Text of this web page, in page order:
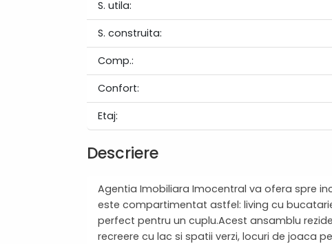
S. utila:
S. construita:
Comp.:
Confort:
Etaj:
Descriere
Agentia Imobiliara Imocentral va ofera spre
este compartimentat astfel: living cu
perfect pentru un cuplu.Acest ansamblu
recreere cu lac si spatii verzi, locuri de joaca